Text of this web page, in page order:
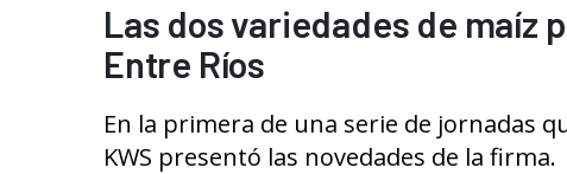
Las dos variedades de maíz
Entre Ríos
En la primera de una serie de jornadas
KWS presentó las novedades de la firma.